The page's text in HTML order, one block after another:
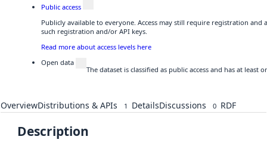
Public access
Publicly available to everyone. Access may still require registration and
such registration and/or API keys.
Read more about access levels here
Open data
The dataset is classified as public access and has at
OverviewDistributions & APIs 1 DetailsDiscussions 0 RDF
Description